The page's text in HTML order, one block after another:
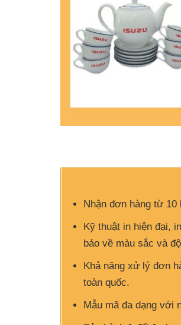
Nhận đơn hàng từ
Kỹ thuật in hiện đại,
bảo về màu sắc và
Khả năng xử lý đơn
toàn quốc.
Mẫu mã đa dạng với